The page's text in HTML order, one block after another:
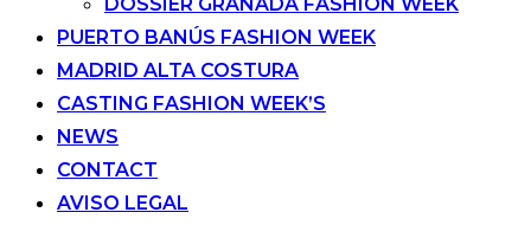
PUERTO BANÚS FASHION WEEK
MADRID ALTA COSTURA
CASTING FASHION WEEK’S
NEWS
CONTACT
AVISO LEGAL